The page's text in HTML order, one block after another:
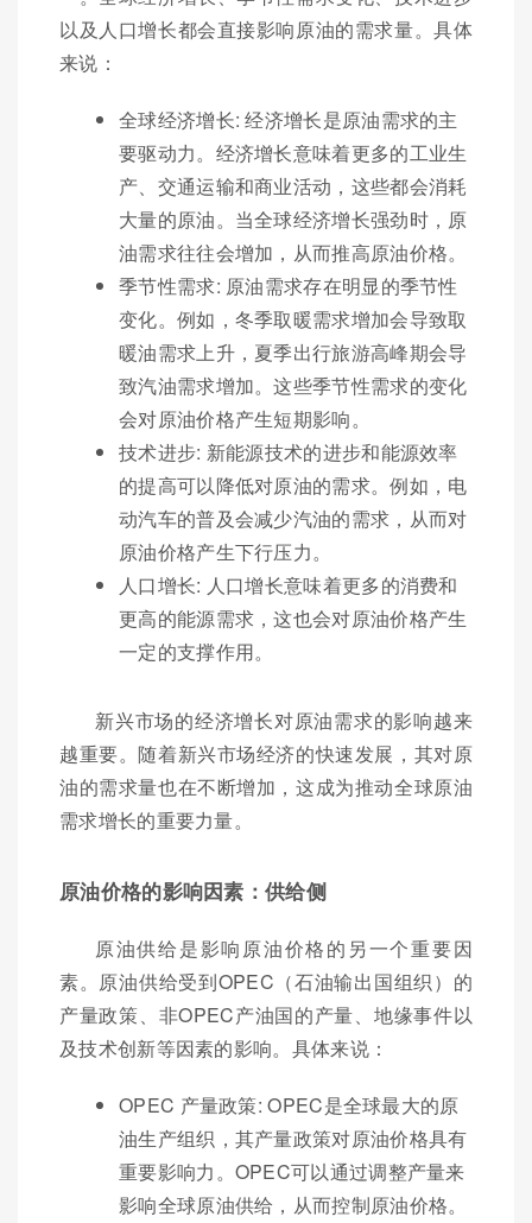
以及人口增长都会直接影响原油的需求量。具体
来说：
全球经济增长: 经济增长是原油需求的主
要驱动力。经济增长意味着更多的工业生
产、交通运输和商业活动，这些都会消耗
大量的原油。当全球经济增长强劲时，原
油需求往往会增加，从而推高原油价格。
季节性需求: 原油需求存在明显的季节性
变化。例如，冬季取暖需求增加会导致取
暖油需求上升，夏季出行旅游高峰期会导
致汽油需求增加。这些季节性需求的变化
会对原油价格产生短期影响。
技术进步: 新能源技术的进步和能源效率
的提高可以降低对原油的需求。例如，电
动汽车的普及会减少汽油的需求，从而对
原油价格产生下行压力。
人口增长: 人口增长意味着更多的消费和
更高的能源需求，这也会对原油价格产生
一定的支撑作用。
新兴市场的经济增长对原油需求的影响越来
越重要。随着新兴市场经济的快速发展，其对原
油的需求量也在不断增加，这成为推动全球原油
需求增长的重要力量。
原油价格的影响因素：供给侧
原油供给是影响原油价格的另一个重要因
素。原油供给受到OPEC（石油输出国组织）的
产量政策、非OPEC产油国的产量、地缘事件以
及技术创新等因素的影响。具体来说：
OPEC 产量政策: OPEC是全球最大的原
油生产组织，其产量政策对原油价格具有
重要影响力。OPEC可以通过调整产量来
影响全球原油供给，从而控制原油价格。